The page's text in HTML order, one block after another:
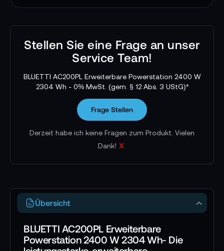
Stellen Sie eine Frage an unser
Service Team!
BLUETTI AC200PL Erweiterbare Powerstation 2400 W
2304 Wh - 0% MwSt. (gem. § 12 Abs. 3 UStG)*
Frage Stellen
Derzeit habe ich keine Fragen zum Produkt. Vielen
Dank! x
Übersicht
BLUETTI AC200PL Erweiterbare
Powerstation 2400 W 2304 Wh- Die